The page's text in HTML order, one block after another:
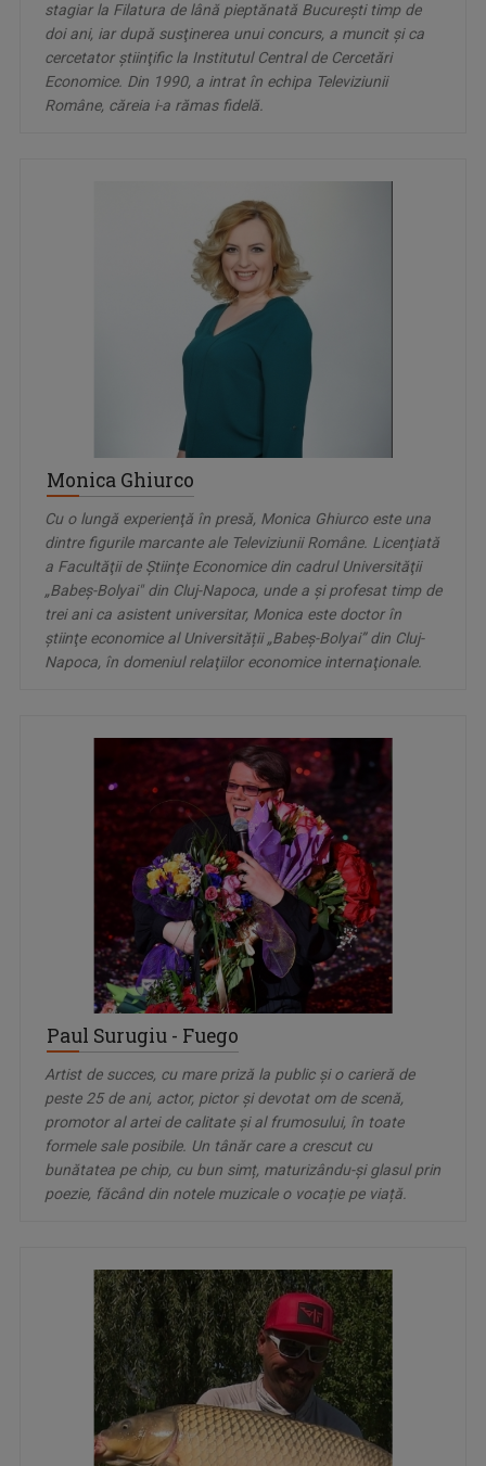
stagiar la Filatura de lână pieptănată Bucureşti timp de
doi ani, iar după susţinerea unui concurs, a muncit şi ca
cercetator ştiinţific la Institutul Central de Cercetări
Economice. Din 1990, a intrat în echipa Televiziunii
Române, căreia i-a rămas fidelă.
Monica Ghiurco
Cu o lungă experienţă în presă, Monica Ghiurco este una
dintre figurile marcante ale Televiziunii Române. Licenţiată
a Facultăţii de Ştiinţe Economice din cadrul Universităţii
„Babeş-Bolyai" din Cluj-Napoca, unde a și profesat timp de
trei ani ca asistent universitar, Monica este doctor în
ştiinţe economice al Universității „Babeş-Bolyai” din Cluj-
Napoca, în domeniul relaţiilor economice internaţionale.
Paul Surugiu - Fuego
Artist de succes, cu mare priză la public și o carieră de
peste 25 de ani, actor, pictor și devotat om de scenă,
promotor al artei de calitate și al frumosului, în toate
formele sale posibile. Un tânăr care a crescut cu
bunătatea pe chip, cu bun simț, maturizându-și glasul prin
poezie, făcând din notele muzicale o vocație pe viață.